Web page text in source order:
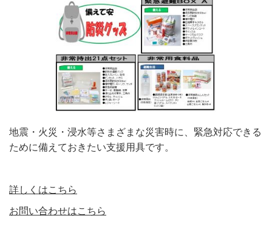
地震・火災・浸水等さまざまな災害時に、緊急対応できる
ために備えておきたい支援用具です。
詳しくはこちら
お問い合わせはこちら